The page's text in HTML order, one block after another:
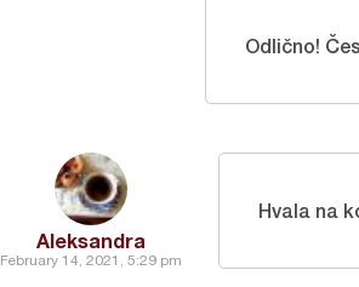
Odlično!
Aleksandra
February 14, 2021, 5:29 pm
Hvala na